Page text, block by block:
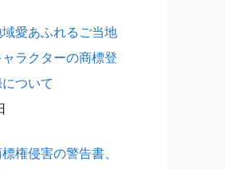
愛あふれるご当地
ャラクターの商標登
ついて
権侵害の警告書、